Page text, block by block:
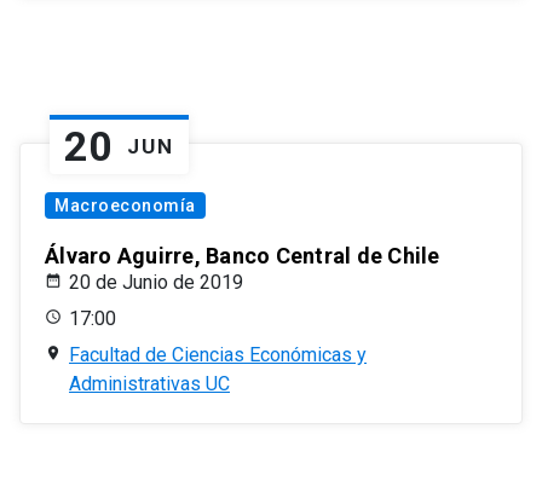
20 JUN
Macroeconomía
Álvaro Aguirre, Banco Central de Chile
20 de Junio de 2019
17:00
Facultad de Ciencias Económicas y
Administrativas UC